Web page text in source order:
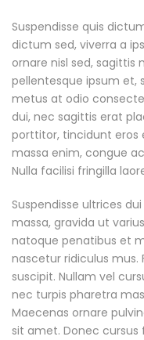
Suspendisse quis
dictum sed, viverra a
ornare nisl sed, sagittis
pellentesque ipsum et,
metus at odio
dui, nec sagittis erat
porttitor, tincidunt eros
massa enim, congue
Nulla facilisi fringilla
Suspendisse ultrices
massa, gravida ut
natoque penatibus et
nascetur ridiculus
suscipit. Nullam vel
nec turpis pharetra
Maecenas ornare
sit amet. Donec